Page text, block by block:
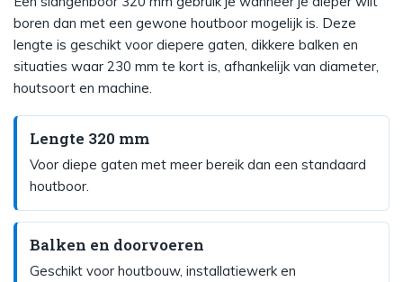
boren dan met een gewone houtboor mogelijk is. Deze
lengte is geschikt voor diepere gaten, dikkere balken en
situaties waar 230 mm te kort is, afhankelijk van diameter,
houtsoort en machine.
Lengte 320 mm
Voor diepe gaten met meer bereik dan een standaard
houtboor.
Balken en doorvoeren
Geschikt voor houtbouw, installatiewerk en